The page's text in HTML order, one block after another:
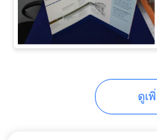
Video
ดูเ